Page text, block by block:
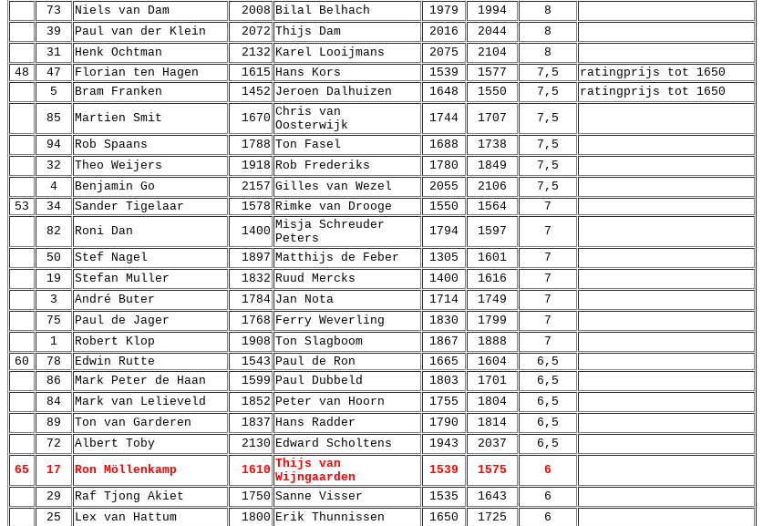
73
Niels van Dam 2008 Bilal Belhach 1979 1994
8
39
Paul van der Klein 2072 Thijs Dam 2016 2044
8
31
Henk Ochtman 2132 Karel Looijmans 2075 2104
8
48
47 Florian ten Hagen 1615 Hans Kors 1539 1577 7,5
ratingprijs tot 1650
5
Bram Franken 1452 Jeroen Dalhuizen 1648 1550 7,5
ratingprijs tot 1650
85
Martien Smit 1670 Chris van
Oosterwijk
1744 1707
7,5
94
Rob Spaans 1788 Ton Fasel 1688 1738
7,5
32
Theo Weijers 1918 Rob Frederiks 1780 1849
7,5
4
Benjamin Go 2157 Gilles van Wezel 2055 2106
7,5
53
34 Sander Tigelaar 1578 Rimke van Drooge 1550 1564
7
82
Roni Dan 1400 Misja Schreuder
Peters
1794 1597
7
50
Stef Nagel 1897 Matthijs de Feber 1305 1601
7
19
Stefan Muller 1832 Ruud Mercks 1400 1616
7
3
André Buter 1784 Jan Nota 1714 1749
7
75
Paul de Jager 1768 Ferry Weverling 1830 1799
7
1
Robert Klop 1908 Ton Slagboom 1867 1888
7
60
78 Edwin Rutte 1543 Paul de Ron 1665 1604
6,5
86
Mark Peter de Haan 1599 Paul Dubbeld 1803 1701
6,5
84
Mark van Lelieveld 1852 Peter van Hoorn 1755 1804
6,5
89
Ton van Garderen 1837 Hans Radder 1790 1814
6,5
72
Albert Toby 2130 Edward Scholtens 1943 2037
6,5
65
17 Ron Möllenkamp 1610 Thijs van
Wijngaarden
1539 1575
6
29
Raf Tjong Akiet 1750 Sanne Visser 1535 1643
6
25
Lex van Hattum 1800 Erik Thunnissen 1650 1725
6